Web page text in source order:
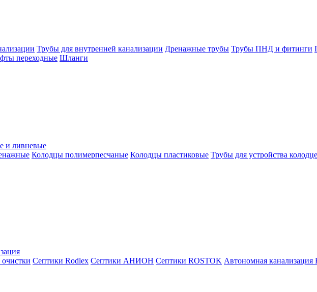
Трубы для внутренней канализации Дренажные трубы Трубы ПНД и фитинги
переходные Шланги
и ливневые
Колодцы полимерпесчаные Колодцы пластиковые Трубы для устройства
Септики Rodlex Септики АНИОН Септики ROSTOK Автономная канализация